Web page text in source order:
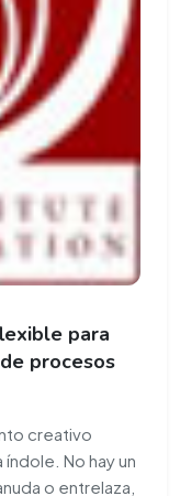
para
procesos
creativo
No hay un
o entrelaza,